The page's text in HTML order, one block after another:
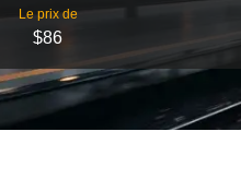
Le prix de
$86